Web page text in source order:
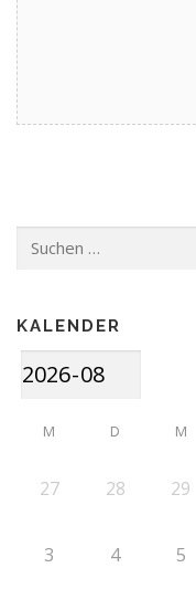
nach:
KALENDER
M D M
27 28 29
3 4 5